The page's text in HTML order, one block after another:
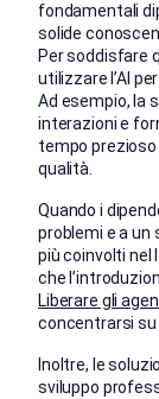
fondamentali
solide
Per soddisfare
utilizzare l’AI
Ad esempio, la
interazioni e
tempo
qualità.
Quando i
problemi e a
più coinvolti nel
che
Liberare gli
concentrarsi su
Inoltre, le
sviluppo